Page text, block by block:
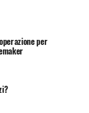
per